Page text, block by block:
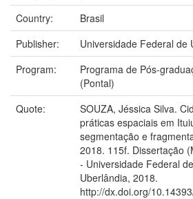
Country:
Brasil
Publisher:
Universidade Federal de
Program:
Programa de Pós-
(Pontal)
Quote:
SOUZA, Jéssica Silva.
práticas espaciais em
segmentação e
2018. 115f. Dissertação
- Universidade Federal
Uberlândia, 2018.
http://dx.doi.org/